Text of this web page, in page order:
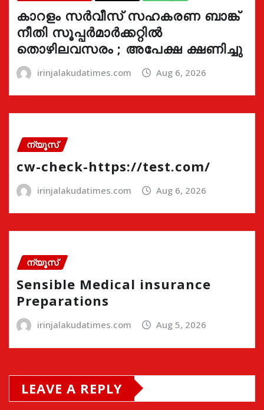
കാറളം സർവീസ് സഹകരണ ബാങ്ക്
നീതി സൂപ്പർമാർക്കറ്റിൽ
തൊഴിലവസരം ; അപേക്ഷ ക്ഷണിച്ചു
irinjalakudatimes.com Aug 6, 2026
ന്യൂസ്
cw-check-https://test.com/
irinjalakudatimes.com Aug 6, 2026
ന്യൂസ്
Sensible Medical insurance
Preparations
irinjalakudatimes.com Aug 5, 2026
LEAVE A REPLY